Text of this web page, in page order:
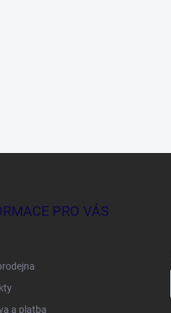
PRO VÁS
a platba